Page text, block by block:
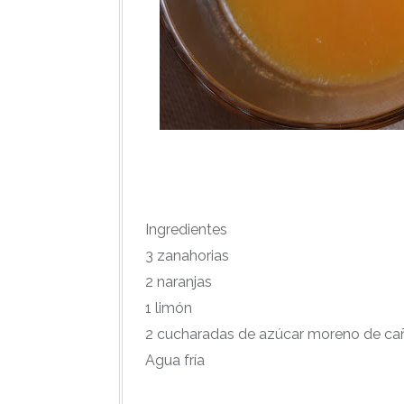
Ingredientes
3 zanahorias
2 naranjas
1 limón
2 cucharadas de azúcar moreno de
Agua fría